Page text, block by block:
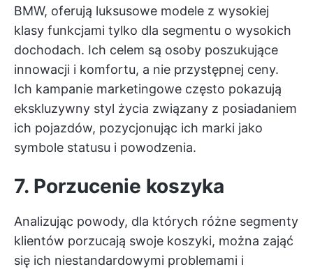
BMW, oferują luksusowe modele z wysokiej
klasy funkcjami tylko dla segmentu o wysokich
dochodach. Ich celem są osoby poszukujące
innowacji i komfortu, a nie przystępnej ceny.
Ich kampanie marketingowe często pokazują
ekskluzywny styl życia związany z posiadaniem
ich pojazdów, pozycjonując ich marki jako
symbole statusu i powodzenia.
7. Porzucenie koszyka
Analizując powody, dla których różne segmenty
klientów porzucają swoje koszyki, można zająć
się ich niestandardowymi problemami i